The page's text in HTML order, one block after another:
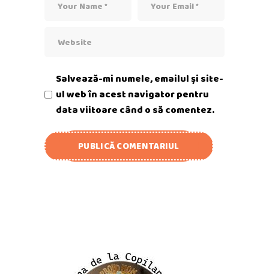
Salvează-mi numele, emailul și site-
ul web în acest navigator pentru
data viitoare când o să comentez.
PUBLICĂ COMENTARIUL